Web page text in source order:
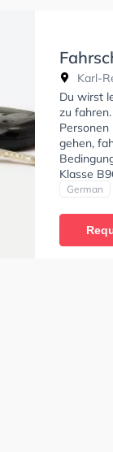
Karl-
Du wirst
zu
gehen,
Klasse
C1E,
German